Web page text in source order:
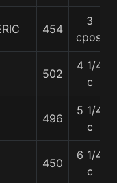
454
3
cpos.
502
4 1/4
c
496
5 1/4
c
450
6 1/4
c